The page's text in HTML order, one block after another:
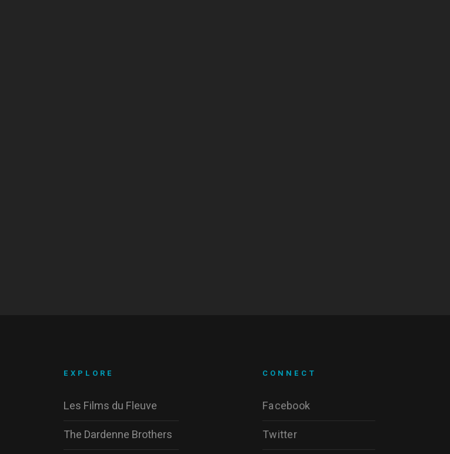
CONNECT
Facebook
Twitter
EXPLORE
Les Films du Fleuve
The Dardenne Brothers